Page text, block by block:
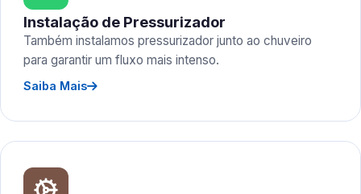
Instalação de Pressurizador
Também instalamos pressurizador junto ao chuveiro
para garantir um fluxo mais intenso.
Saiba Mais